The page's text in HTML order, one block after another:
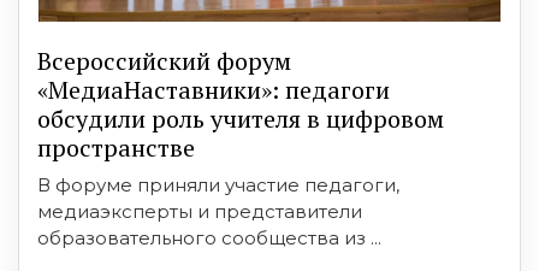
Всероссийский форум
«МедиаНаставники»: педагоги
обсудили роль учителя в цифровом
пространстве
В форуме приняли участие педагоги,
медиаэксперты и представители
образовательного сообщества из ...